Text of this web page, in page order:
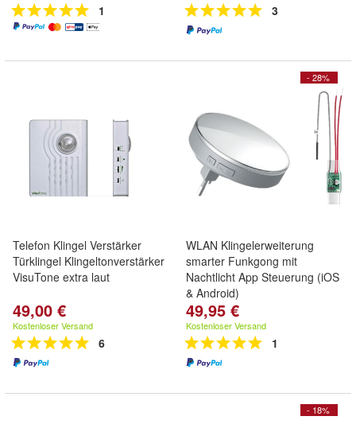
1 3
Telefon Klingel Verstärker
Türklingel Klingeltonverstärker
VisuTone extra laut
49,00 €
Kostenloser Versand
6
- 28%
WLAN Klingelerweiterung
smarter Funkgong mit
Nachtlicht App Steuerung (iOS
& Android)
49,95 €
Kostenloser Versand
1
- 18%